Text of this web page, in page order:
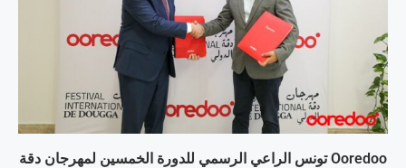
Ooredoo تونس الراعي الرسمي للدورة الخمسين لمهرجان دقة